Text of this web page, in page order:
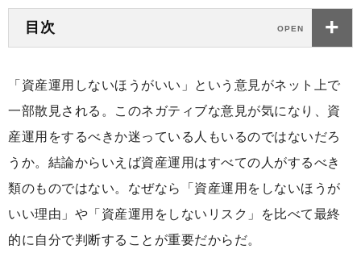
目次
「資産運用しないほうがいい」という意見がネット上で
一部散見される。このネガティブな意見が気になり、資
産運用をするべきか迷っている人もいるのではないだろ
うか。結論からいえば資産運用はすべての人がするべき
類のものではない。なぜなら「資産運用をしないほうが
いい理由」や「資産運用をしないリスク」を比べて最終
的に自分で判断することが重要だからだ。